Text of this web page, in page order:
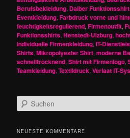
Berufsbekleidung, Daiber Funktionsshirt
Eventkleidung,Farbdruck vorne und
feuchtigkeitsregulierend,Firmenoutfit,
Funktionsshirts,Henstedt-Ulzburg,
individuelle Firmenkleidung,IT-
Shirts,Mikropolyester Shirt,moderne
schnelltrocknend,Shirt mit Firmenlogo,
Teamkleidung,Textildruck,Verlaat IT-
u
h
NEUESTE KOMMENTARE